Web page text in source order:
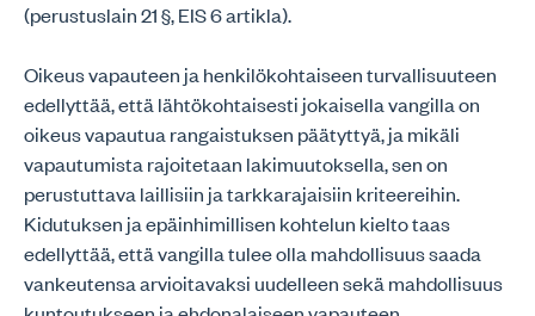
(perustuslain 21 §, EIS 6 artikla).
Oikeus vapauteen ja henkilökohtaiseen turvallisuuteen
edellyttää, että lähtökohtaisesti jokaisella vangilla on
oikeus vapautua rangaistuksen päätyttyä, ja mikäli
vapautumista rajoitetaan lakimuutoksella, sen on
perustuttava laillisiin ja tarkkarajaisiin kriteereihin.
Kidutuksen ja epäinhimillisen kohtelun kielto taas
edellyttää, että vangilla tulee olla mahdollisuus saada
vankeutensa arvioitavaksi uudelleen sekä mahdollisuus